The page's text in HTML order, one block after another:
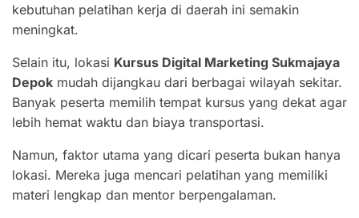
kebutuhan pelatihan kerja di daerah ini semakin
meningkat.
Selain itu, lokasi Kursus Digital Marketing Sukmajaya
Depok mudah dijangkau dari berbagai wilayah sekitar.
Banyak peserta memilih tempat kursus yang dekat agar
lebih hemat waktu dan biaya transportasi.
Namun, faktor utama yang dicari peserta bukan hanya
lokasi. Mereka juga mencari pelatihan yang memiliki
materi lengkap dan mentor berpengalaman.